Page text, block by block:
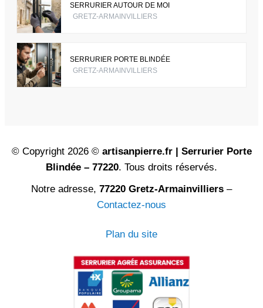
SERRURIER AUTOUR DE MOI
GRETZ-ARMAINVILLIERS
SERRURIER PORTE BLINDÉE
GRETZ-ARMAINVILLIERS
© Copyright 2026 © artisanpierre.fr | Serrurier Porte
Blindée – 77220. Tous droits réservés.
Notre adresse, 77220 Gretz-Armainvilliers –
Contactez-nous
Plan du site